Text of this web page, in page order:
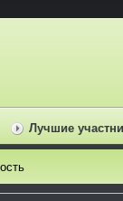
Лучшие